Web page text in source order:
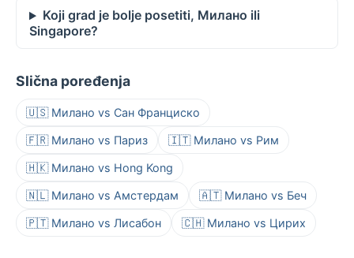
Koji grad je bolje posetiti, Милано ili
Singapore?
Slična poređenja
🇺🇸 Милано vs Сан Франциско
🇫🇷 Милано vs Париз 🇮🇹 Милано vs Рим
🇭🇰 Милано vs Hong Kong
🇳🇱 Милано vs Амстердам 🇦🇹 Милано vs Беч
🇵🇹 Милано vs Лисабон 🇨🇭 Милано vs Цирих